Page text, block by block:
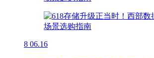
8 06.16